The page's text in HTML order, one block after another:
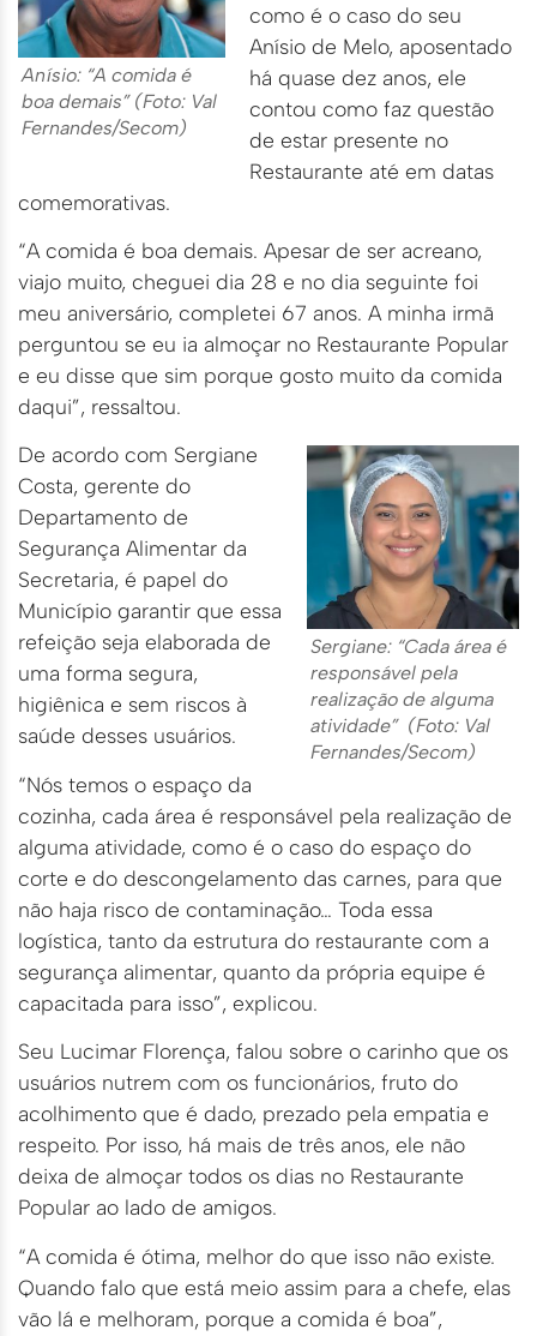
Anísio: “A comida é
boa demais” (Foto: Val
Fernandes/Secom)
como é o caso do seu
Anísio de Melo, aposentado
há quase dez anos, ele
contou como faz questão
de estar presente no
Restaurante até em datas
comemorativas.
“A comida é boa demais. Apesar de ser acreano,
viajo muito, cheguei dia 28 e no dia seguinte foi
meu aniversário, completei 67 anos. A minha irmã
perguntou se eu ia almoçar no Restaurante Popular
e eu disse que sim porque gosto muito da comida
daqui”, ressaltou.
Sergiane: “Cada área é
responsável pela
realização de alguma
atividade” (Foto: Val
Fernandes/Secom)
De acordo com Sergiane
Costa, gerente do
Departamento de
Segurança Alimentar da
Secretaria, é papel do
Município garantir que essa
refeição seja elaborada de
uma forma segura,
higiênica e sem riscos à
saúde desses usuários.
“Nós temos o espaço da
cozinha, cada área é responsável pela realização de
alguma atividade, como é o caso do espaço do
corte e do descongelamento das carnes, para que
não haja risco de contaminação… Toda essa
logística, tanto da estrutura do restaurante com a
segurança alimentar, quanto da própria equipe é
capacitada para isso”, explicou.
Seu Lucimar Florença, falou sobre o carinho que os
usuários nutrem com os funcionários, fruto do
acolhimento que é dado, prezado pela empatia e
respeito. Por isso, há mais de três anos, ele não
deixa de almoçar todos os dias no Restaurante
Popular ao lado de amigos.
“A comida é ótima, melhor do que isso não existe.
Quando falo que está meio assim para a chefe, elas
vão lá e melhoram, porque a comida é boa”,